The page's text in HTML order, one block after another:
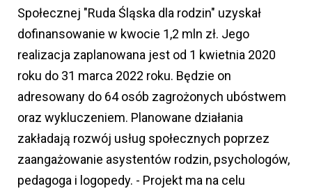
Społecznej "Ruda Śląska dla rodzin" uzyskał
dofinansowanie w kwocie 1,2 mln zł. Jego
realizacja zaplanowana jest od 1 kwietnia 2020
roku do 31 marca 2022 roku. Będzie on
adresowany do 64 osób zagrożonych ubóstwem
oraz wykluczeniem. Planowane działania
zakładają rozwój usług społecznych poprzez
zaangażowanie asystentów rodzin, psychologów,
pedagoga i logopedy. - Projekt ma na celu